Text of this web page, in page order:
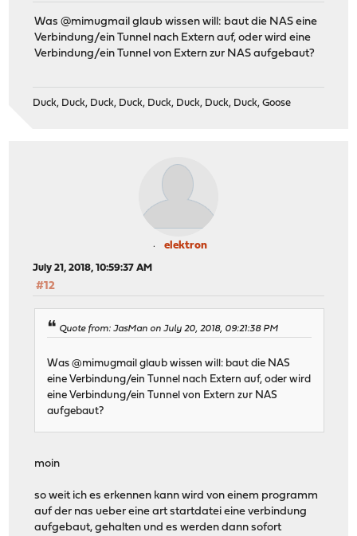
Was @mimugmail glaub wissen will: baut die NAS eine
Verbindung/ein Tunnel nach Extern auf, oder wird eine
Verbindung/ein Tunnel von Extern zur NAS aufgebaut?
Duck, Duck, Duck, Duck, Duck, Duck, Duck, Duck, Goose
elektron
July 21, 2018, 10:59:37 AM
#12
Quote from: JasMan on July 20, 2018, 09:21:38 PM
Was @mimugmail glaub wissen will: baut die NAS
eine Verbindung/ein Tunnel nach Extern auf, oder wird
eine Verbindung/ein Tunnel von Extern zur NAS
aufgebaut?
moin
so weit ich es erkennen kann wird von einem programm
auf der nas ueber eine art startdatei eine verbindung
aufgebaut, gehalten und es werden dann sofort